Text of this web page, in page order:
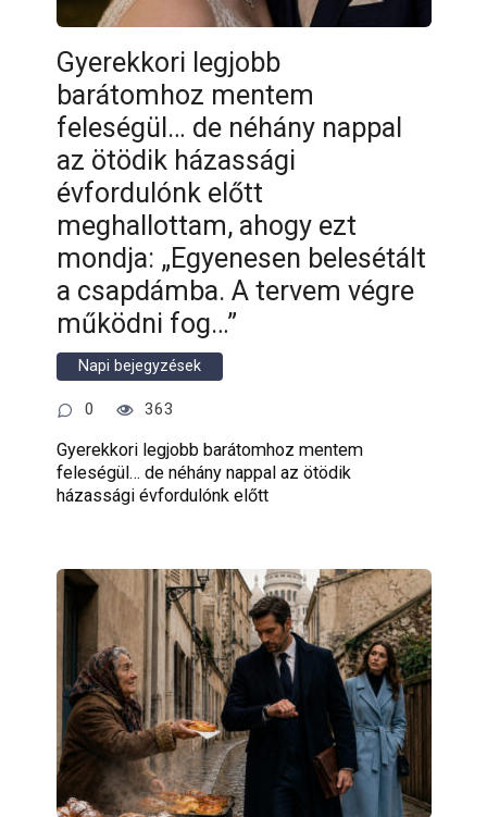
Gyerekkori legjobb
barátomhoz mentem
feleségül… de néhány nappal
az ötödik házassági
évfordulónk előtt
meghallottam, ahogy ezt
mondja: „Egyenesen belesétált
a csapdámba. A tervem végre
működni fog…”
Napi bejegyzések
0 363
Gyerekkori legjobb barátomhoz mentem
feleségül… de néhány nappal az ötödik
házassági évfordulónk előtt